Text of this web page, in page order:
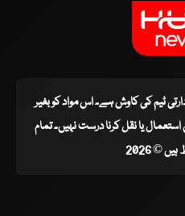
ٹیم کی کاوش ہے۔ اس مواد کو بغیر
یا نقل کرنا درست نہیں۔ تمام
© 2026